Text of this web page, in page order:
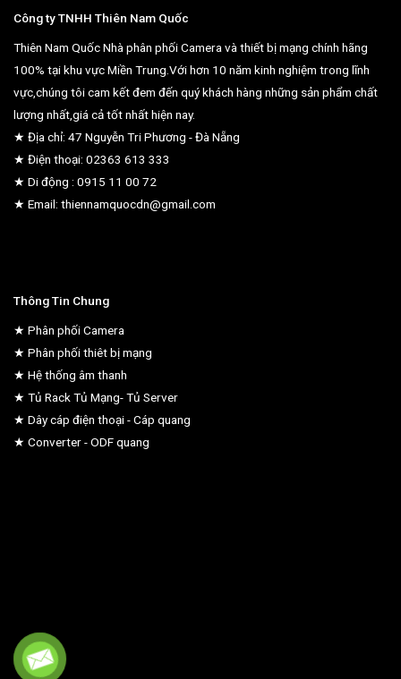
Công ty TNHH Thiên Nam Quốc
Thiên Nam Quốc Nhà phân phối Camera và thiết bị mạng chính hãng
100% tại khu vực Miền Trung.Với hơn 10 năm kinh nghiệm trong lĩnh
vực,chúng tôi cam kết đem đến quý khách hàng những sản phẩm chất
lượng nhất,giá cả tốt nhất hiện nay.
★ Địa chỉ: 47 Nguyễn Tri Phương - Đà Nẵng
★ Điện thoại: 02363 613 333
★ Di động : 0915 11 00 72
★ Email: thiennamquocdn@gmail.com
Thông Tin Chung
★ Phân phối Camera
★ Phân phối thiêt bị mạng
★ Hệ thống âm thanh
★ Tủ Rack Tủ Mạng- Tủ Server
★ Dây cáp điện thoại - Cáp quang
★ Converter - ODF quang